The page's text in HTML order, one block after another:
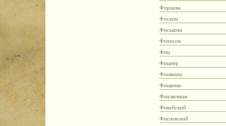
Фирцева
Фискин
Фиськова
Фитисов
Фиц
Фицнер
Фишкина
Фищенко
Фиалковкая
Фивейский
Фигловский